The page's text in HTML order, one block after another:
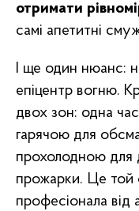
отримати
самі апетитні
І ще один нюанс:
епіцентр вогню.
двох зон: одна
гарячою для
прохолодною для
прожарки. Це той
професіонала від